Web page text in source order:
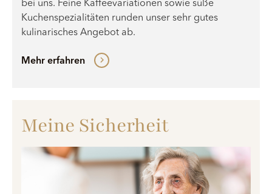
bei uns. Feine Kaffeevariationen sowie süße
Kuchenspezialitäten runden unser sehr gutes
kulinarisches Angebot ab.
Mehr erfahren
Meine Sicherheit